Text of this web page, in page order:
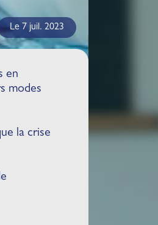
Le 7 juil. 2023
en
modes
la crise